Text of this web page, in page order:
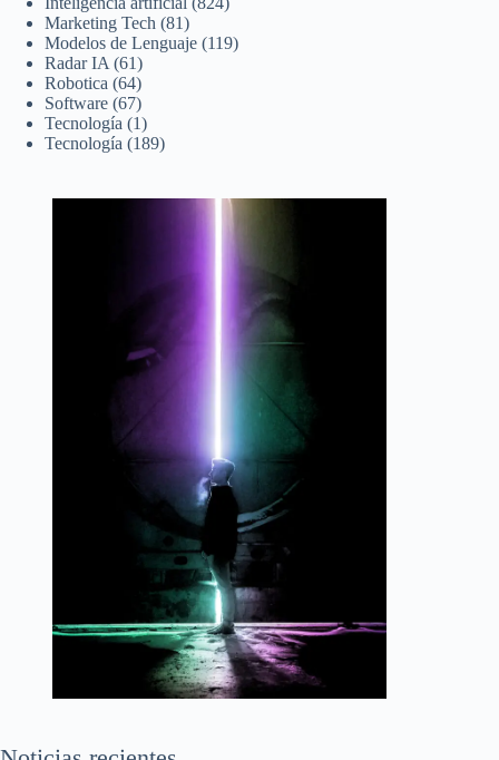
Marketing Tech (81)
Modelos de Lenguaje (119)
Radar IA (61)
Robotica (64)
Software (67)
Tecnología (1)
Tecnología (189)